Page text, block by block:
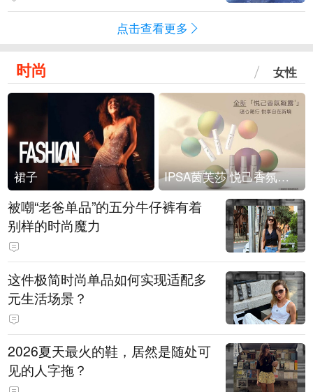
点击查看更多
时尚 女性
裙子 IPSA茵芙莎 悦己香氛凝露上市
被嘲“老爸单品”的五分牛仔裤有着
别样的时尚魔力
这件极简时尚单品如何实现适配多
元生活场景？
2026夏天最火的鞋，居然是随处可
见的人字拖？